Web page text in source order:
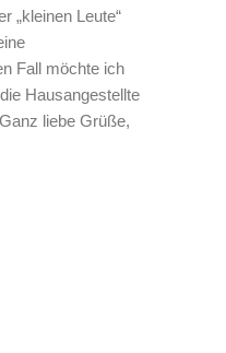
„kleinen Leute“
Fall möchte ich
Hausangestellte
Ganz liebe Grüße,